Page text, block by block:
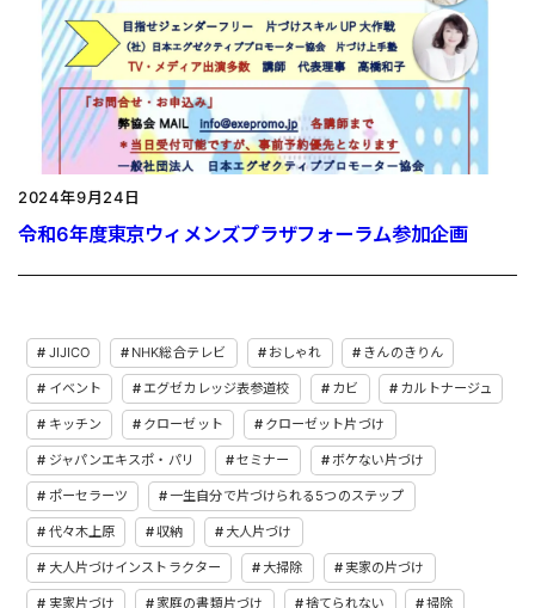
2024年9月24日
令和6年度東京ウィメンズプラザフォーラム参加企画
JIJICO NHK総合テレビ おしゃれ きんのきりん
イベント エグゼカレッジ表参道校 カビ カルトナージュ
キッチン クローゼット クローゼット片づけ
ジャパンエキスポ・パリ セミナー ボケない片づけ
ポーセラーツ 一生自分で片づけられる5つのステップ
代々木上原 収納 大人片づけ
大人片づけインストラクター 大掃除 実家の片づけ
実家片づけ 家庭の書類片づけ 捨てられない 掃除